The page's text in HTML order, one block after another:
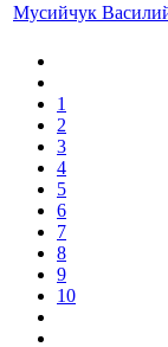
Мусийчук
1
2
3
4
5
6
7
8
9
10